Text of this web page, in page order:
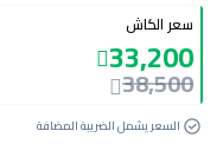
سعر الكاش
33,200
38,500
السعر يشمل الضريبة المضافة